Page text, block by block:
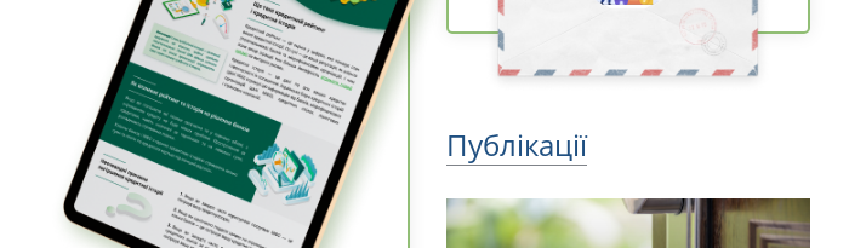
Публікації